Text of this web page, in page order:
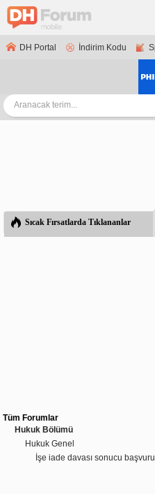
DH Portal İndirim Kodu
Sıcak Fırsatlarda Tıklananlar
Tüm Forumlar
Hukuk Bölümü
Hukuk Genel
İşe iade davası sonucu